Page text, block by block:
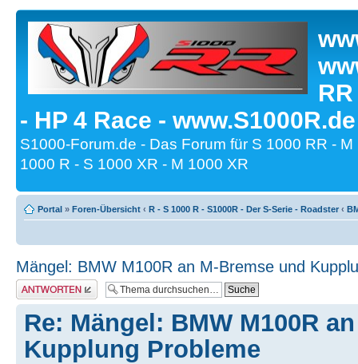
- HP 4 Race -
S1000-Forum.de - Das Forum für S 1000 RR -
1000 R - S 1000 XR - M 1000 XR
Portal » Foren-Übersicht ‹ R - S 1000 R - S1000R - Der S-Serie - Roadster ‹
Mängel: BMW M100R an M-Bremse und
Antwort erstellen
Re: Mängel: BMW M100R
Kupplung Probleme